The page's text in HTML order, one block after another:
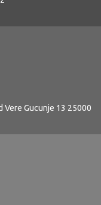
Vere Gucunje 13 25000